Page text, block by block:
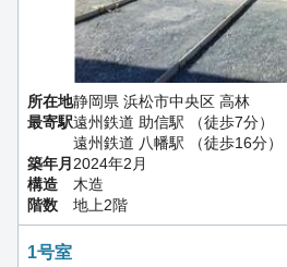
所在地静岡県 浜松市中央区 高林
最寄駅遠州鉄道 助信駅 （徒歩7分）
遠州鉄道 八幡駅 （徒歩16分）
築年月 2024年2月
構造
木造
階数
地上2階
1号室